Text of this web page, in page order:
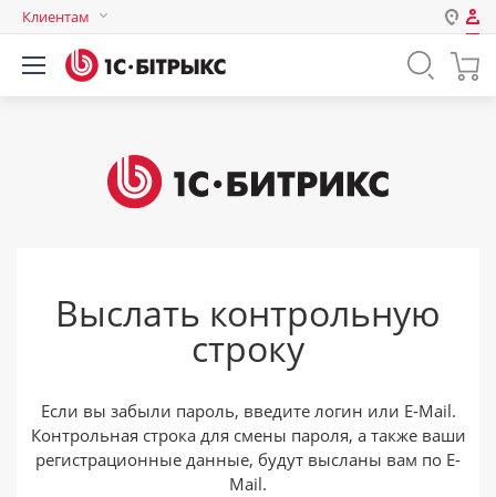
Клиентам
Авторизация
Логин
Запомнить меня на этом
компьютере
Забыли свой пароль?
или войдите с помощью
Выслать контрольную
строку
Если вы забыли пароль, введите логин или E-Mail.
Контрольная строка для смены пароля, а также ваши
регистрационные данные, будут высланы вам по E-
Mail.